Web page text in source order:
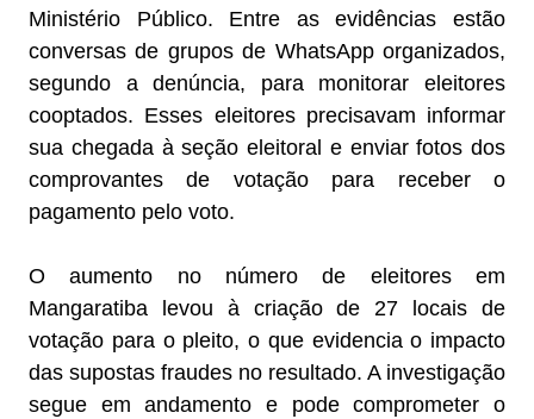
Ministério Público. Entre as evidências estão
conversas de grupos de WhatsApp organizados,
segundo a denúncia, para monitorar eleitores
cooptados. Esses eleitores precisavam informar
sua chegada à seção eleitoral e enviar fotos dos
comprovantes de votação para receber o
pagamento pelo voto.
O aumento no número de eleitores em
Mangaratiba levou à criação de 27 locais de
votação para o pleito, o que evidencia o impacto
das supostas fraudes no resultado. A investigação
segue em andamento e pode comprometer o